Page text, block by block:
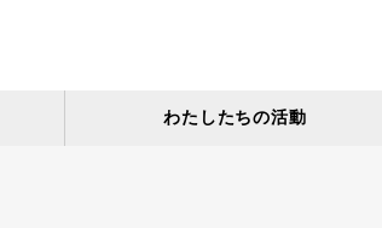
わたしたちの活動